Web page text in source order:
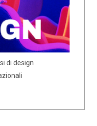
di design